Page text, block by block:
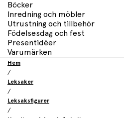
Böcker
Inredning och möbler
Utrustning och tillbehör
Födelsesdag och fest
Presentidéer
Varumärken
Hem
/
Leksaker
/
Leksaksfigurer
/